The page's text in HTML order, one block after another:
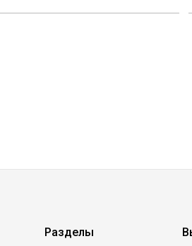
Разделы